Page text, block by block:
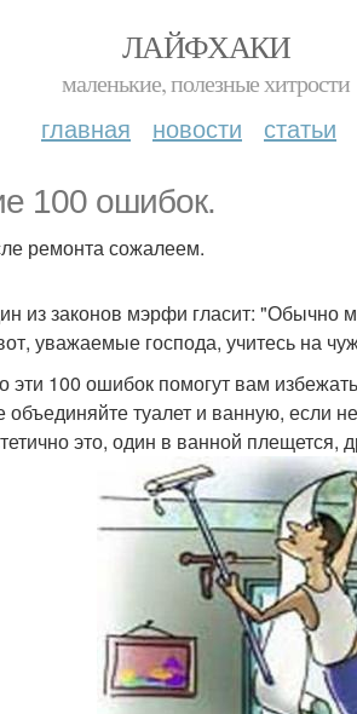
ЛАЙФХАКИ
маленькие, полезные хитрости
главная новости статьи
100 ошибок.
ремонта сожалеем.
из законов мэрфи гласит:
уважаемые господа, учитесь на
эти 100 ошибок помогут вам
объединяйте туалет и ванную, если
это, один в ванной плещется,